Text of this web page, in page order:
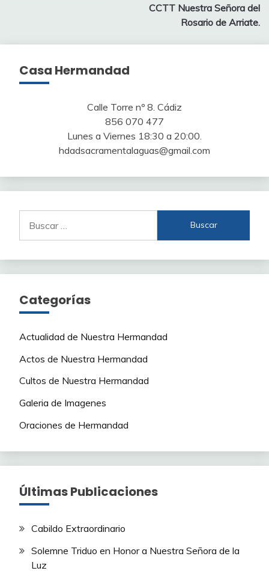
CCTT Nuestra Señora del
Rosario de Arriate.
Casa Hermandad
Calle Torre nº 8. Cádiz
856 070 477
Lunes a Viernes 18:30 a 20:00.
hdadsacramentalaguas@gmail.com
Categorías
Actualidad de Nuestra Hermandad
Actos de Nuestra Hermandad
Cultos de Nuestra Hermandad
Galeria de Imagenes
Oraciones de Hermandad
Últimas Publicaciones
Cabildo Extraordinario
Solemne Triduo en Honor a Nuestra Señora de la
Luz